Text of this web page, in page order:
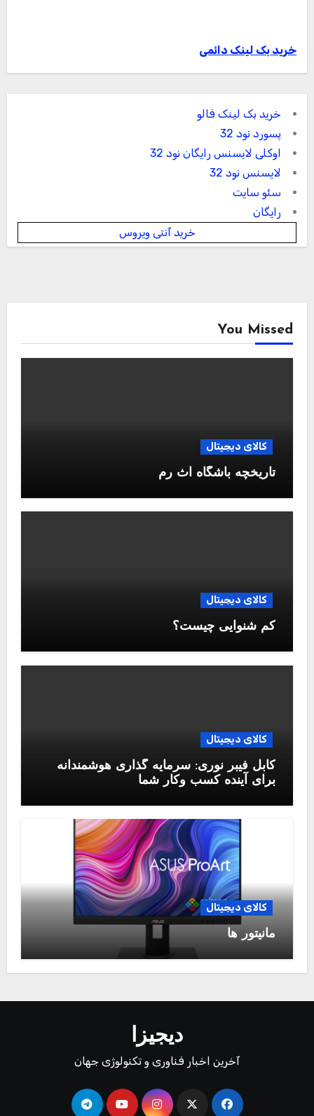
خرید بک لینک دائمی
خرید بک لینک فالو
پسورد نود 32
اوکلی لایسنس رایگان نود 32
لایسنس نود 32
سئو سایت
رایگان
خرید آنتی ویروس
You Missed
کالای دیجیتال
تاریخچه باشگاه آث رم
کالای دیجیتال
کم شنوایی چیست؟
کالای دیجیتال
کابل فیبر نوری: سرمایه گذاری هوشمندانه
برای آینده کسب وکار شما
کالای دیجیتال
مانیتور ها
دیجیزا
آخرین اخبار فناوری و تکنولوژی جهان